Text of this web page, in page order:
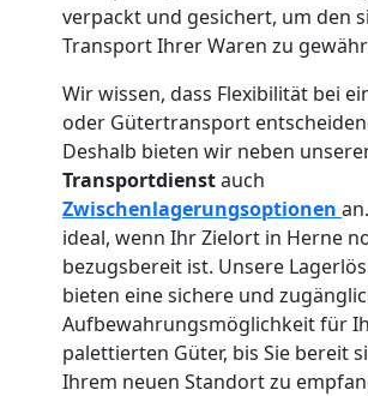
verpackt und gesichert, um den
Transport Ihrer Waren zu
Wir wissen, dass Flexibilität bei
oder Gütertransport
Deshalb bieten wir neben
Transportdienstauch
Zwischenlagerungsoptionen
ideal, wenn Ihr Zielort in Herne
bezugsbereit ist. Unsere
bieten eine sichere und
Aufbewahrungsmöglichkeit für
palettierten Güter, bis Sie bereit
Ihrem neuen Standort zu